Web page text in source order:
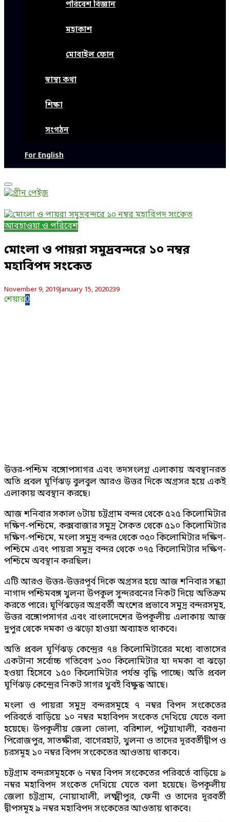
পরিবেশ বিজ্ঞান
মহাকাশ
মোবাইল ফোন
স্বাস্থ্য কথা
শিক্ষা
সংগঠন
For English
Primary
Menu
আবহাওয়া ও পরিবেশ
মোংলা ও পায়রা সমুদ্রবন্দরে ১০ নম্বর
মহাবিপদ সংকেত
November 9, 2019January 15, 2020239
শেয়ার0
উত্তর-পশ্চিম বঙ্গোপসাগর এবং তদসংলগ্ন এলাকায় অবস্থানরত
অতি প্রবল ঘূর্ণিঝড় বুলবুল আরও উত্তর দিকে অগ্রসর হয়ে একই
এলাকায় অবস্থান করছে।
আজ শনিবার সকাল ৬টায় চট্টগ্রাম বন্দর থেকে ৫২৫ কিলোমিটার
দক্ষিণ-পশ্চিমে, কক্সবাজার সমুদ্র সৈকত থেকে ৫১০ কিলোমিটার
দক্ষিণ-পশ্চিমে, মংলা সমুদ্র বন্দর থেকে ৩৫০ কিলোমিটার দক্ষিণ-
পশ্চিমে এবং পায়রা সমুদ্র বন্দর থেকে ৩৭৫ কিলোমিটার দক্ষিণ-
পশ্চিমে অবস্থান করছিল।
এটি আরও উত্তর-উত্তরপূর্ব দিকে অগ্রসর হয়ে আজ শনিবার সন্ধ্যা
নাগাদ পশ্চিমবঙ্গ খুলনা উপকূল সুন্দরবনের নিকট দিয়ে অতিক্রম
করতে পারে। ঘূর্ণিঝড়ের অগ্রবর্তী অংশের প্রভাবে সমুদ্র বন্দরসমূহ,
উত্তর বঙ্গোপসাগর এবং বাংলাদেশের উপকূলীয় এলাকায় আজ
দুপুর থেকে দমকা ও ঝড়ো হাওয়া অব্যাহত থাকবে।
অতি প্রবল ঘূর্ণিঝড় কেন্দ্রের ৭৪ কিলোমিটারের মধ্যে বাতাসের
একটানা সর্বোচ্চ গতিবেগ ১৩০ কিলোমিটার যা দমকা বা ঝড়ো
হওয়া হিসেবে ১৫০ কিলোমিটার পর্যন্ত বৃদ্ধি পাচ্ছে। অতি প্রবল
ঘূর্ণিঝড় কেন্দ্রের নিকট সাগর খুবই বিক্ষুব্ধ আছে।
মংলা ও পায়রা সমুদ্র বন্দরসমূহে ৭ নম্বর বিপদ সংকেতের
পরিবর্তে বাড়িয়ে ১০ নম্বর মহাবিপদ সংকেত দেখিয়ে যেতে বলা
হয়েছে। উপকূলীয় জেলা ভোলা, বরিশাল, পটুয়াখালী, বরগুনা
পিরোজপুর, সাতক্ষীরা, বাগেরহাট, খুলনা ও তাদের দূরবর্তীদ্বীপ ও
চরসমূহ ১০ নম্বর বিপদ সংকেতের আওতায় থাকবে।
চট্টগ্রাম বন্দরসমূহকে ৬ নম্বর বিপদ সংকেতের পরিবর্তে বাড়িয়ে ৯
নম্বর মহাবিপদ সংকেত দেখিয়ে যেতে বলা হয়েছে। উপকূলীয়
জেলা চট্টগ্রাম, নোয়াখালী, লক্ষ্মীপুর, ফেনী ও তাদের দূরবর্তী
দ্বীপসমূহ ৯ নম্বর মহাবিপদ সংকেতের আওতায় থাকবে।